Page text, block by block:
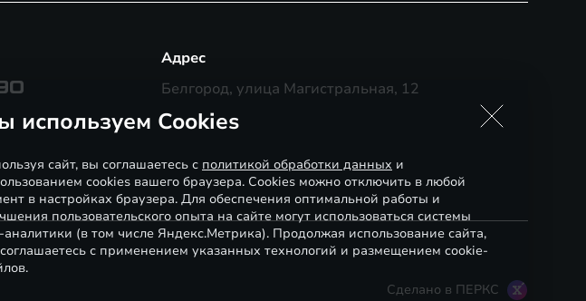
Адрес
Белгород, улица Магистральная, 12
Сделано в ПЕРКС
используем Cookies
сайт, вы соглашаетесь с политикой обработки данных и
cookies вашего браузера. Cookies можно отключить в любой
в настройках браузера. Для обеспечения оптимальной работы и
пользовательского опыта на сайте могут использоваться системы
аналитики (в том числе Яндекс.Метрика). Продолжая использование сайта,
с применением указанных технологий и размещением cookie-